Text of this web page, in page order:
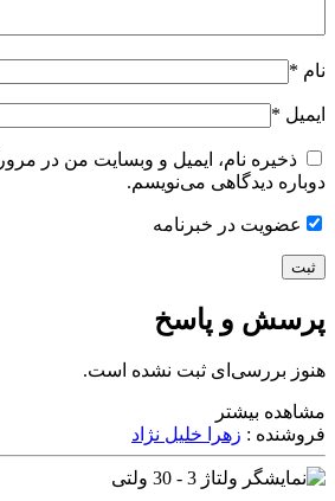
نام *
ایمیل *
ذخیره نام، ایمیل و وبسایت من در
دوباره دیدگاهی می‌نویسم.
عضویت در خبرنامه
پرسش و پاسخ
هنوز بررسی‌ای ثبت نشده است.
مشاهده بیشتر
فروشنده : زهرا خلیل نژاد